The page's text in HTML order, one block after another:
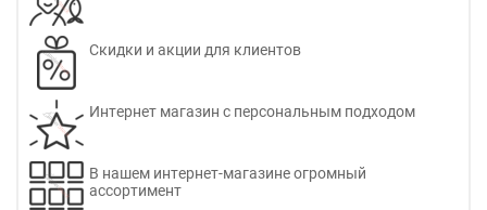
Скидки и акции для клиентов
Интернет магазин с персональным подходом
В нашем интернет-магазине огромный
ассортимент